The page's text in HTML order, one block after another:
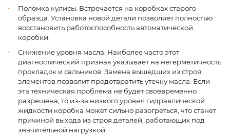
Поломка кулисы. Встречается на коробках старого
образца. Установка новой детали позволяет полностью
восстановить работоспособность автоматической
коробки.
Снижение уровня масла. Наиболее часто этот
диагностический признак указывает на негерметичность
прокладок и сальников. Замена вышедших из строя
элементов позволит предотвратить утечку масла. Если
эта техническая проблема не будет своевременно
разрешена, то из-за низкого уровня гидравлической
жидкости коробка может сильно разогреться, что станет
причиной выхода из строя деталей, работающих под
значительной нагрузкой.